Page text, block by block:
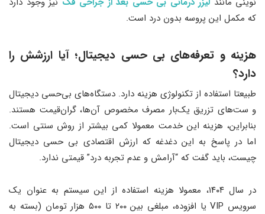
که مکمل این پروسه بدون درد است.
هزینه‌ و تعرفه‌های بی حسی دیجیتال؛ آیا ارزشش را
دارد؟
طبیعتا استفاده از تکنولوژی هزینه دارد. دستگاه‌های بی‌حسی دیجیتال
و ست‌های تزریق یک‌بار مصرف مخصوص آن‌ها، گران‌قیمت هستند.
بنابراین، هزینه این خدمت معمولا کمی بیشتر از روش سنتی است.
اما در پاسخ به این دغدغه که ارزش اقتصادی بی حسی دیجیتال
چیست، باید گفت که “آرامش و عدم تجربه درد” قیمتی ندارد.
در سال ۱۴۰۴، معمولا هزینه استفاده از این سیستم به عنوان یک
سرویس VIP یا افزوده، مبلغی بین ۲۰۰ تا ۵۰۰ هزار تومان (بسته به